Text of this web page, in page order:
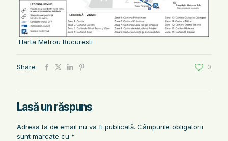
Harta Metrou Bucuresti
Share 0
Lasă un răspuns
Adresa ta de email nu va fi publicată. Câmpurile obligatorii
sunt marcate cu *